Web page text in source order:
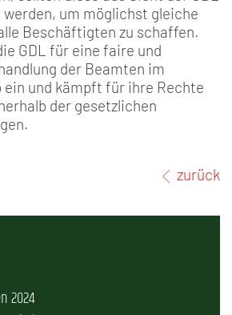
um möglichst gleiche
Beschäftigten zu schaffen.
GDL für eine faire und
der Beamten im
ein und kämpft für ihre Rechte
der gesetzlichen
zurück
2024